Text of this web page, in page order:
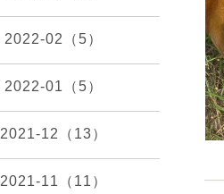
2022-02（5）
2022-01（5）
2021-12（13）
2021-11（11）